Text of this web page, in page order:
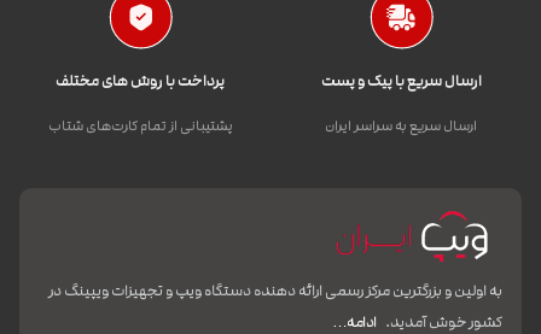
ارسال سریع با پیک و پست
ارسال سریع به سراسر ایران
پرداخت با روش های مختلف
پشتیبانی از تمام کارت‌های شتاب
به اولین و بزرگترین مرکز رسمی ارائه دهنده دستگاه ویپ و تجهیزات ویپینگ در
کشور خوش آمدید. ادامه…